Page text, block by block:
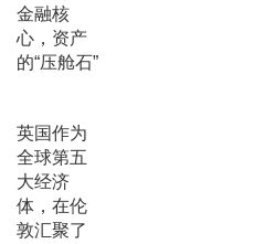
金融核
心，资产
的“压舱石”
英国作为
全球第五
大经济
体，在伦
敦汇聚了